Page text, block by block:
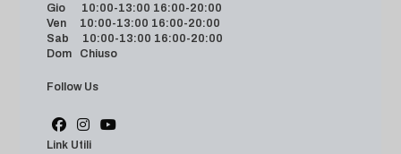
Gio 10:00-13:00 16:00-20:00
Ven 10:00-13:00 16:00-20:00
Sab 10:00-13:00 16:00-20:00
Dom Chiuso
Follow Us
Link Utili